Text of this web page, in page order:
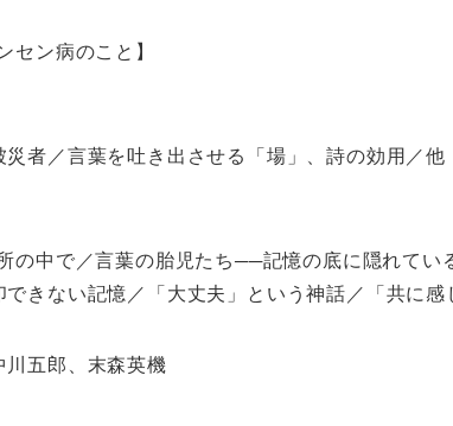
セン病のこと】
者／言葉を吐き出させる「場」、詩の効用／他
中で／言葉の胎児たち──記憶の底に隠れてい
きない記憶／「大丈夫」という神話／「共に感
五郎、末森英機